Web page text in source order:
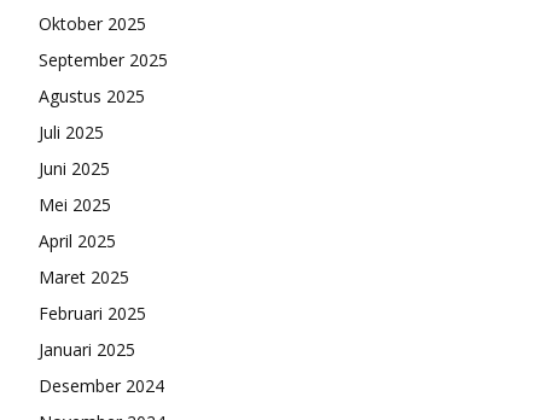
Oktober 2025
September 2025
Agustus 2025
Juli 2025
Juni 2025
Mei 2025
April 2025
Maret 2025
Februari 2025
Januari 2025
Desember 2024